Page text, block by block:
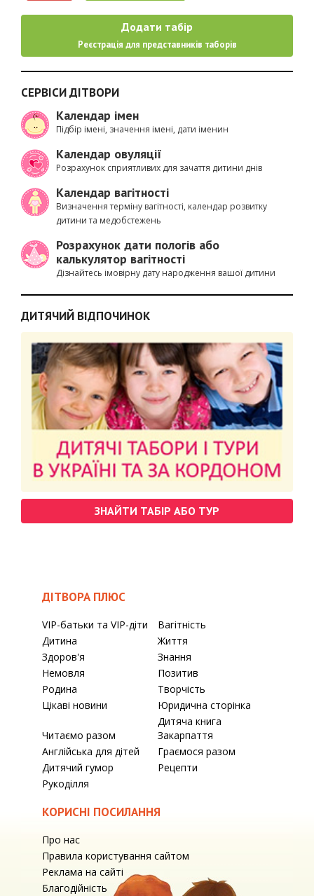
Додати табір
Реєстрація для представників таборів
СЕРВІСИ ДІТВОРИ
Календар імен
Підбір імені, значення імені, дати іменин
Календар овуляції
Розрахунок сприятливих для зачаття дитини днів
Календар вагітності
Визначення терміну вагітності, календар розвитку
дитини та медобстежень
Розрахунок дати пологів або
калькулятор вагітності
Дізнайтесь імовірну дату народження вашої дитини
ДИТЯЧИЙ ВІДПОЧИНОК
ЗНАЙТИ ТАБІР АБО ТУР
ДІТВОРА ПЛЮС
VIP-батьки та VIP-діти
Вагітність
Дитина
Життя
Здоров'я
Знання
Немовля
Позитив
Родина
Творчість
Цікаві новини
Юридична сторінка
Читаємо разом
Дитяча книга
Закарпаття
Англійська для дітей
Граємося разом
Дитячий гумор
Рецепти
Рукоділля
КОРИСНІ ПОСИЛАННЯ
Про нас
Правила користування сайтом
Реклама на сайті
Благодійність